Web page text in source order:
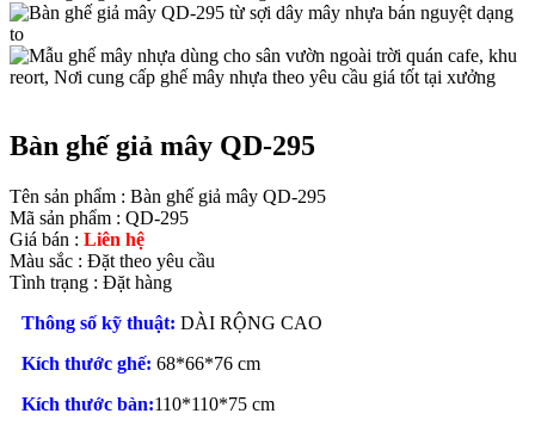
Bàn ghế giả mây QD-295
Tên sản phẩm : Bàn ghế giả mây QD-295
Mã sản phẩm : QD-295
Giá bán : Liên hệ
Màu sắc : Đặt theo yêu cầu
Tình trạng : Đặt hàng
Thông số kỹ thuật: DÀI RỘNG CAO
Kích thước ghế: 68*66*76 cm
Kích thước bàn:110*110*75 cm